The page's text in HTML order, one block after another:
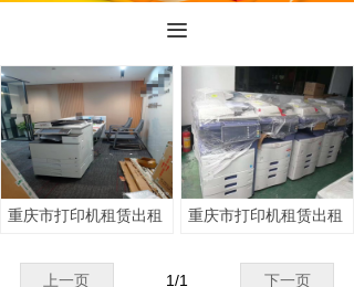
联系我们
重庆市打印机租赁出租 重庆市打印机租赁出租
上一页 下一页
1/1
끀